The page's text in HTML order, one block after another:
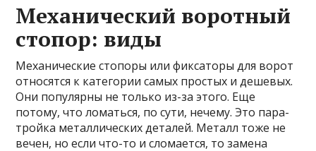
Механический воротный
стопор: виды
Механические стопоры или фиксаторы для ворот
относятся к категории самых простых и дешевых.
Они популярны не только из-за этого. Еще
потому, что ломаться, по сути, нечему. Это пара-
тройка металлических деталей. Металл тоже не
вечен, но если что-то и сломается, то замена